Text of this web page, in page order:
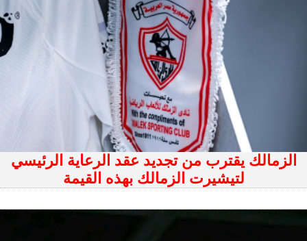
الزمالك يقترب من تجديد عقد الرعاية الرئيسي
لتيشيرت الزمالك بهذه القيمة